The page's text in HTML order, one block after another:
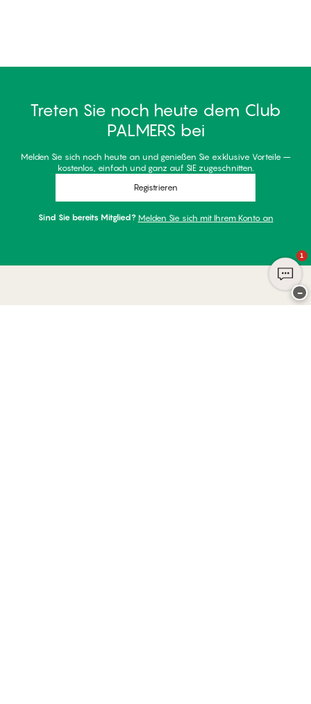
Treten Sie noch heute dem Club
PALMERS bei
Melden Sie sich noch heute an und genießen Sie exklusive Vorteile –
kostenlos, einfach und ganz auf SIE zugeschnitten.
Registrieren
Sind Sie bereits Mitglied? Melden Sie sich mit Ihrem Konto an
1
−